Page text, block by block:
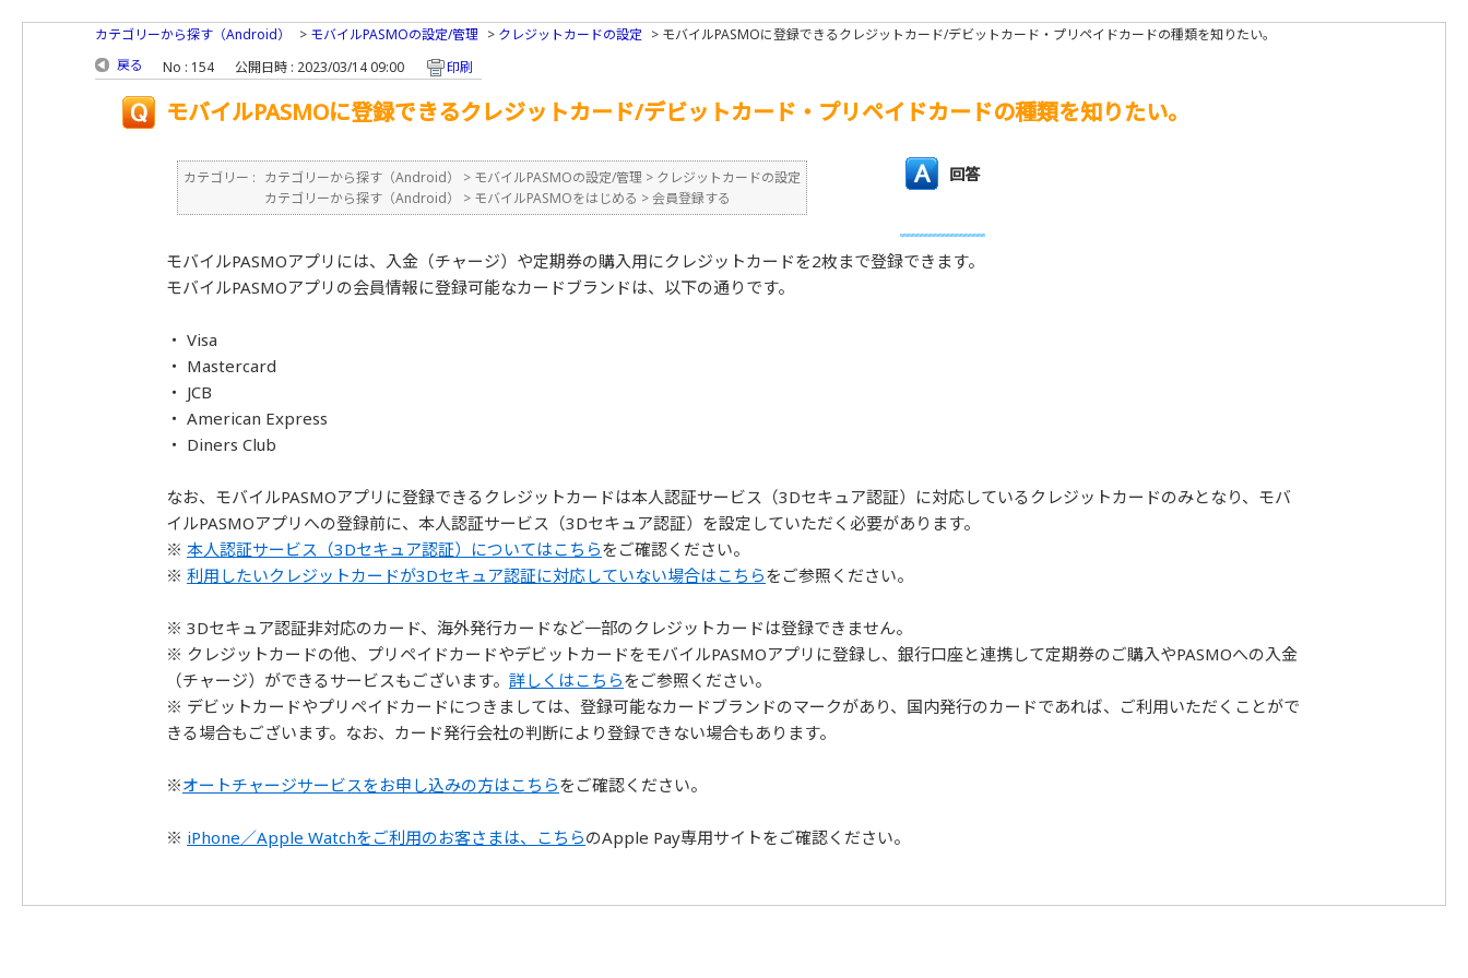
カテゴリーから探す（Android） > モバイルPASMOの設定/管理 > クレジットカードの設定 > モバイルPASMOに登録できるクレジットカード/デビットカード・プリペイドカードの種類を知りたい。
戻る
No : 154 公開日時 : 2023/03/14 09:00 印刷
モバイルPASMOに登録できるクレジットカード/デビットカード・プリペイドカードの種類を知りたい。
カテゴリー : カテゴリーから探す（Android） > モバイルPASMOの設定/管理 > クレジットカードの設定
カテゴリーから探す（Android）
> モバイルPASMOをはじめる >会員登録する
回答
モバイルPASMOアプリには、入金（チャージ）や定期券の購入用にクレジットカードを2枚まで登録できます。
モバイルPASMOアプリの会員情報に登録可能なカードブランドは、以下の通りです。
・ Visa
・ Mastercard
・ JCB
・ American Express
・ Diners Club
なお、モバイルPASMOアプリに登録できるクレジットカードは本人認証サービス（3Dセキュア認証）に対応しているクレジットカードのみとなり、モバ
イルPASMOアプリへの登録前に、本人認証サービス（3Dセキュア認証）を設定していただく必要があります。
※ 本人認証サービス（3Dセキュア認証）についてはこちらをご確認ください。
※ 利用したいクレジットカードが3Dセキュア認証に対応していない場合はこちらをご参照ください。
※ 3Dセキュア認証非対応のカード、海外発行カードなど一部のクレジットカードは登録できません。
※ クレジットカードの他、プリペイドカードやデビットカードをモバイルPASMOアプリに登録し、銀行口座と連携して定期券のご購入やPASMOへの入金
（チャージ）ができるサービスもございます。 詳しくはこちらをご参照ください。
※ デビットカードやプリペイドカードにつきましては、登録可能なカードブランドのマークがあり、国内発行のカードであれば、ご利用いただくことがで
きる場合もございます。なお、カード発行会社の判断により登録できない場合もあります。
※オートチャージサービスをお申し込みの方はこちらをご確認ください。
※ iPhone／Apple Watchをご利用のお客さまは、こちらのApple Pay専用サイトをご確認ください。